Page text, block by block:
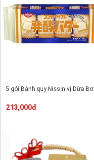
5 gói Bánh quy Nissin vị Dừa Bơ
213,000đ